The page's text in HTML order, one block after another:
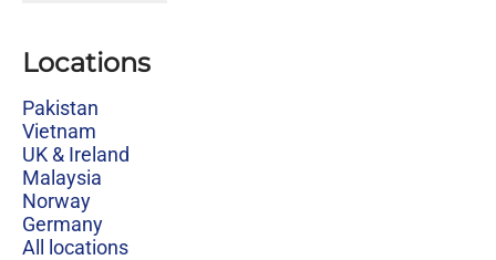
Locations
Pakistan
Vietnam
UK & Ireland
Malaysia
Norway
Germany
All locations